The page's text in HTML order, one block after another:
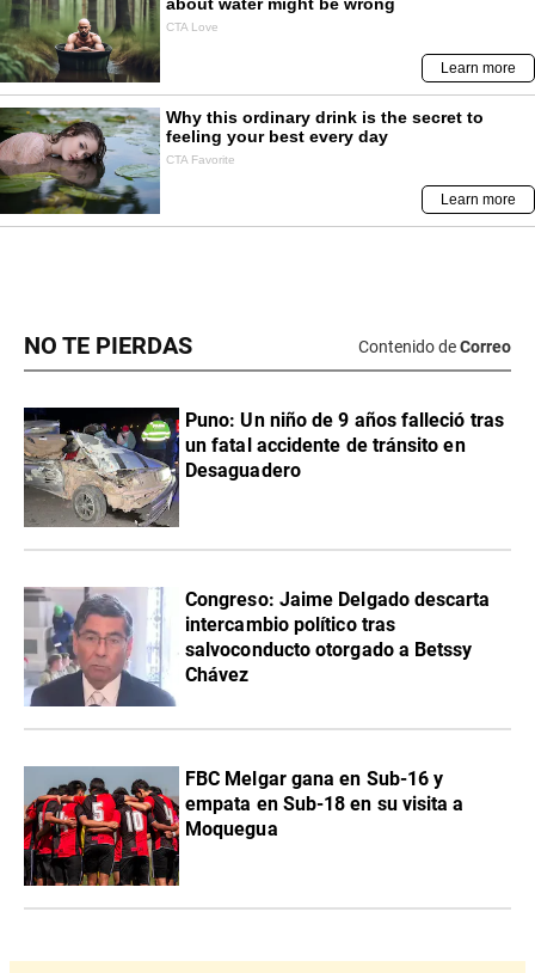
NO TE PIERDAS Contenido deCorreo
Puno: Un niño de 9 años falleció tras
un fatal accidente de tránsito en
Desaguadero
Congreso: Jaime Delgado descarta
intercambio político tras
salvoconducto otorgado a Betssy
Chávez
FBC Melgar gana en Sub-16 y
empata en Sub-18 en su visita a
Moquegua